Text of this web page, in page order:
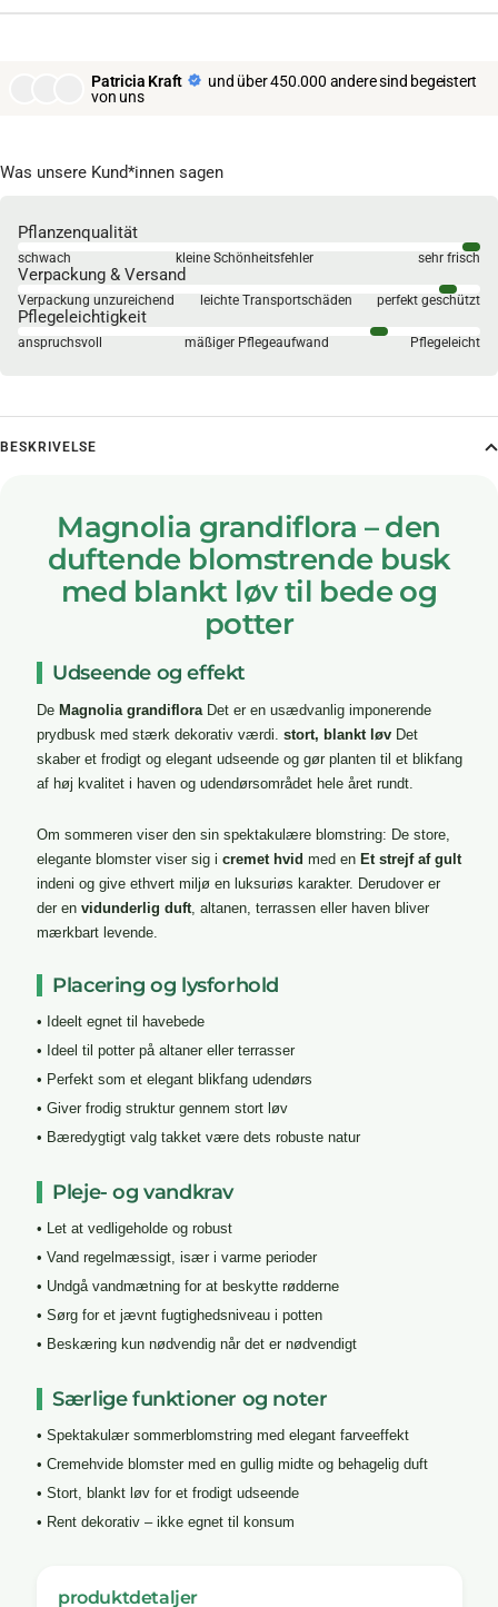
Patricia Kraft
und über 450.000 andere sind begeistert
von uns
Was unsere Kund*innen sagen
Pflanzenqualität
schwach kleine Schönheitsfehler sehr frisch
Verpackung & Versand
Verpackung unzureichend leichte Transportschäden perfekt geschützt
Pflegeleichtigkeit
anspruchsvoll mäßiger Pflegeaufwand Pflegeleicht
BESKRIVELSE
Magnolia grandiflora – den
duftende blomstrende busk
med blankt løv til bede og
potter
Udseende og effekt
De Magnolia grandifloraDet er en usædvanlig imponerende
prydbusk med stærk dekorativ værdi. stort, blankt løvDet
skaber et frodigt og elegant udseende og gør planten til et blikfang
af høj kvalitet i haven og udendørsområdet hele året rundt.
Om sommeren viser den sin spektakulære blomstring: De store,
elegante blomster viser sig i cremet hvid med en Et strejf af gult
indeni og give ethvert miljø en luksuriøs karakter. Derudover er
der en vidunderlig duft, altanen, terrassen eller haven bliver
mærkbart levende.
Placering og lysforhold
• Ideelt egnet til havebede
• Ideel til potter på altaner eller terrasser
• Perfekt som et elegant blikfang udendørs
• Giver frodig struktur gennem stort løv
• Bæredygtigt valg takket være dets robuste natur
Pleje- og vandkrav
• Let at vedligeholde og robust
• Vand regelmæssigt, især i varme perioder
• Undgå vandmætning for at beskytte rødderne
• Sørg for et jævnt fugtighedsniveau i potten
• Beskæring kun nødvendig når det er nødvendigt
Særlige funktioner og noter
• Spektakulær sommerblomstring med elegant farveeffekt
• Cremehvide blomster med en gullig midte og behagelig duft
• Stort, blankt løv for et frodigt udseende
• Rent dekorativ – ikke egnet til konsum
produktdetaljer